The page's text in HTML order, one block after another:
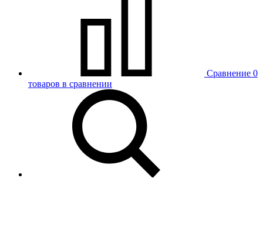
Сравнение 0
товаров в сравнении